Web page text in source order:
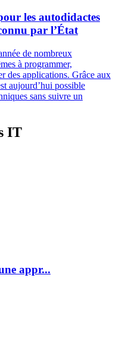
les autodidactes
par l’État
de nombreux
à programmer,
des applications. Grâce aux
aujourd’hui possible
sans suivre un
IT
appr...